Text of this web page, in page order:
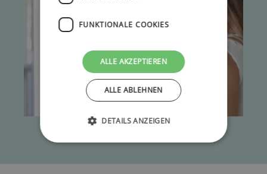
FUNKTIONALE COOKIES
ALLE AKZEPTIEREN
ALLE ABLEHNEN
DETAILS ANZEIGEN